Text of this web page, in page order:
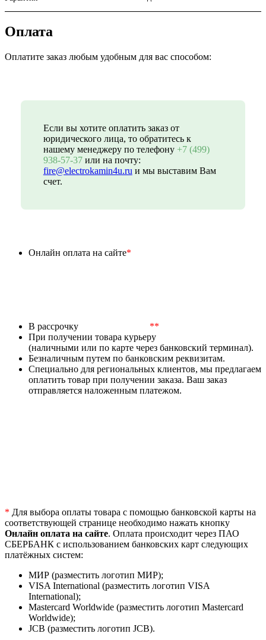
Оплата
Оплатите заказ любым удобным для вас способом:
Если вы хотите оплатить заказ от
юридического лица, то обратитесь к
нашему менеджеру по телефону +7 (499)
938-57-37или на почту:
fire@electrokamin4u.ru и мы выставим Вам
счет.
Онлайн оплата на сайте*
В рассрочку
**
При получении товара курьеру
(наличными или по карте через банковский терминал).
Безналичным путем по банковским реквизитам.
Специально для региональных клиентов, мы предлагаем
оплатить товар при получении заказа. Ваш заказ
отправляется наложенным платежом.
* Для выбора оплаты товара с помощью банковской карты на
соответствующей странице необходимо нажать кнопку
Онлайн оплата на сайте. Оплата происходит через ПАО
СБЕРБАНК с использованием банковских карт следующих
платёжных систем:
МИР (разместить логотип МИР);
VISA International (разместить логотип VISA
International);
Mastercard Worldwide (разместить логотип Mastercard
Worldwide);
JCB (разместить логотип JCB).